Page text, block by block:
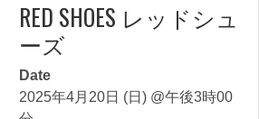
OF
RED SHOES レッドシュ
ーズ
Date
2025年4月20日 (日) @午後3時00